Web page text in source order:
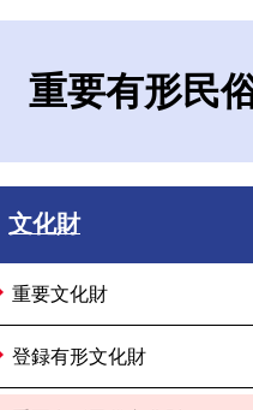
重要有形民
文化財
重要文化財
登録有形文化財